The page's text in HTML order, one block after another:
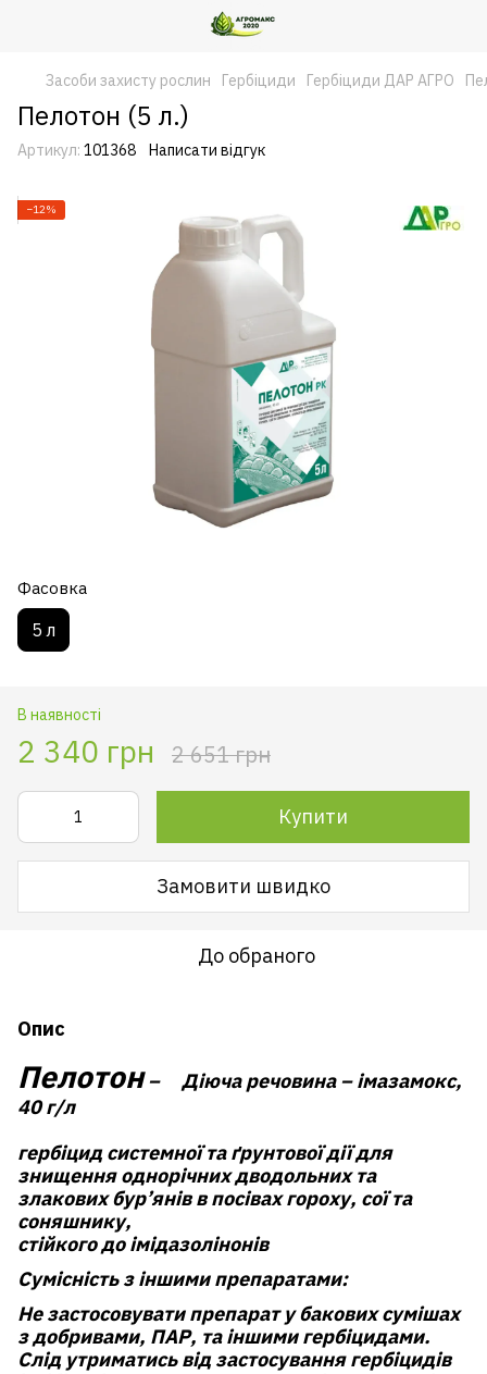
Засоби захисту рослин Гербіциди Гербіциди ДАР АГРО
Пелотон (5 л.)
Артикул: 101368 Написати відгук
−12%
Фасовка
5 л
В наявності
2 340 грн 2 651 грн
Купити
Замовити швидко
До обраного
Опис
Пелотон – Діюча речовина – імазамокс,
40 г/л
гербіцид системної та ґрунтової дії для
знищення однорічних дводольних та
злакових бур’янів в посівах гороху, сої та
соняшнику,
стійкого до імідазолінонів
Сумісність з іншими препаратами:
Не застосовувати препарат у бакових сумішах
з добривами, ПАР, та іншими гербіцидами.
Слід утриматись від застосування гербіцидів